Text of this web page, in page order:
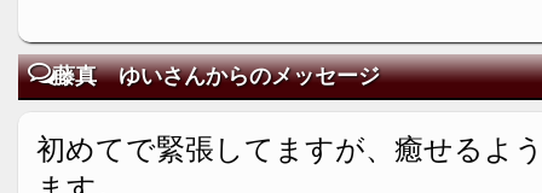
藤真 ゆいさんからのメッセージ
初めてで緊張してますが、癒せるよ